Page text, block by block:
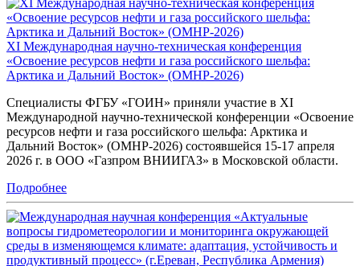
ХI Международная научно-техническая конференция
«Освоение ресурсов нефти и газа российского шельфа:
Арктика и Дальний Восток» (ОМНР-2026)
Специалисты ФГБУ «ГОИН» приняли участие в ХI
Международной научно-технической конференции «Освоение
ресурсов нефти и газа российского шельфа: Арктика и
Дальний Восток» (ОМНР-2026) состоявшейся 15-17 апреля
2026 г. в ООО «Газпром ВНИИГАЗ» в Московской области.
Подробнее